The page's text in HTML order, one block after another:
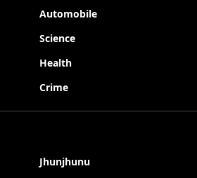
Automobile
Science
Health
Crime
Jhunjhunu